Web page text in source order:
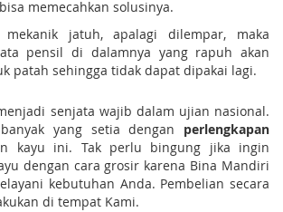
memecahkan solusinya.
mekanik jatuh, apalagi dilempar, maka
pensil di dalamnya yang rapuh akan
patah sehingga tidak dapat dipakai lagi.
senjata wajib dalam ujian nasional.
yang setia dengan perlengkapan
kayu ini. Tak perlu bingung jika ingin
dengan cara grosir karena Bina Mandiri
kebutuhan Anda. Pembelian secara
di tempat Kami.